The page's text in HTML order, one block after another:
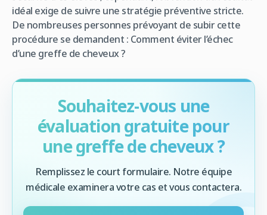
idéal exige de suivre une stratégie préventive stricte.
De nombreuses personnes prévoyant de subir cette
procédure se demandent : Comment éviter l’échec
d’une greffe de cheveux ?
Souhaitez-vous une
évaluation gratuite pour
une greffe de cheveux ?
Remplissez le court formulaire. Notre équipe
médicale examinera votre cas et vous contactera.